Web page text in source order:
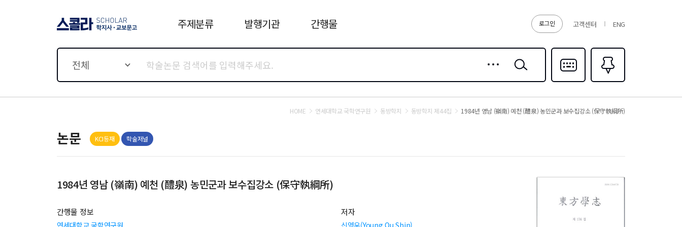
로그인 고객센터 ENG
주제분류 발행기관 간행물
전체
검색
다국어입력
즐겨찾기0
HOME 연세대학교 국학연구원 동방학지 동방학지 제44집 1984년 영남 (嶺南) 예천 (醴泉) 농민군과 보수집강소 (保守執綱所)
논문 KCI등재 학술저널
1984년 영남 (嶺南) 예천 (醴泉) 농민군과 보수집강소 (保守執綱所)
간행물 정보 저자